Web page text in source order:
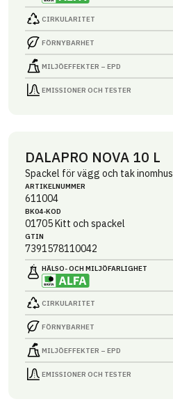
CIRKULARITET
FÖRNYBARHET
MILJÖEFFEKTER – EPD
EMISSIONER OCH TESTER
DALAPRO NOVA 10 L
Spackel för vägg och tak inomhus
ARTIKEL­NUMMER
611004
BK04-KOD
01705Kitt och spackel
GTIN
7391578110042
HÄLSO- OCH MILJÖ­FARLIGHET
CIRKULARITET
FÖRNYBARHET
MILJÖEFFEKTER – EPD
EMISSIONER OCH TESTER